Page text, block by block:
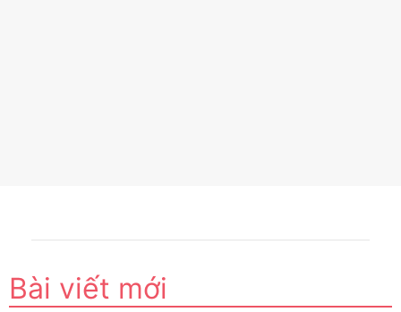
Bài viết mới